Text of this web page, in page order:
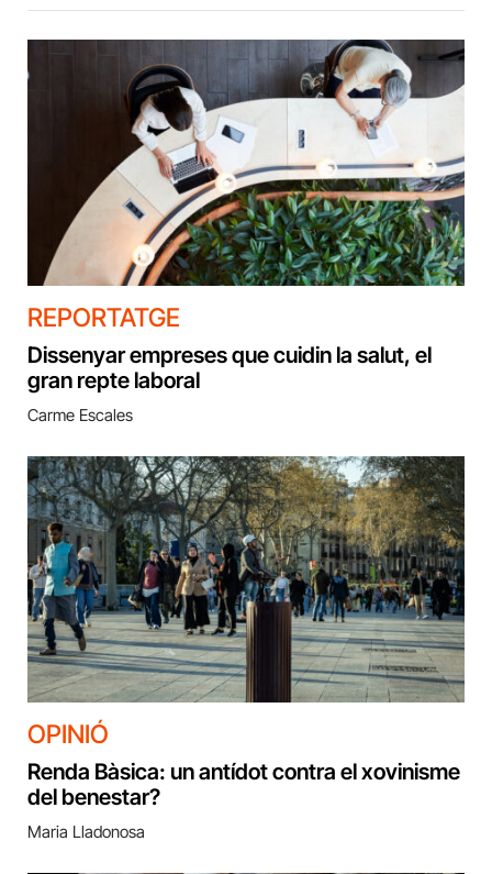
REPORTATGE
Dissenyar empreses que cuidin la salut, el
gran repte laboral
Carme Escales
OPINIÓ
Renda Bàsica: un antídot contra el xovinisme
del benestar?
Maria Lladonosa